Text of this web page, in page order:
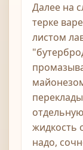
Далее на
терке
листом
жидкость
надо,